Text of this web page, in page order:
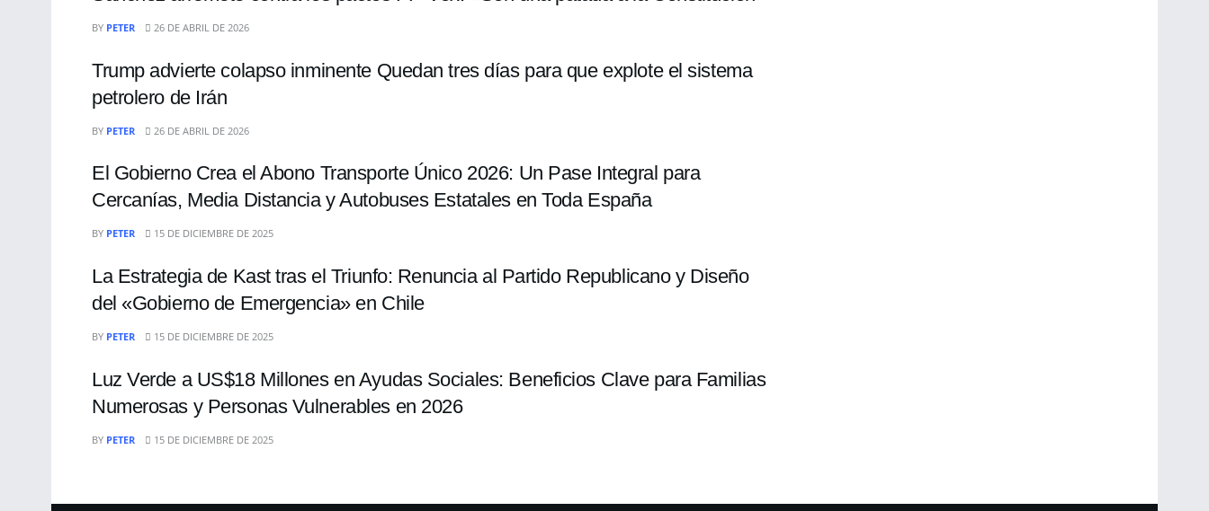
BY PETER 26 DE ABRIL DE 2026
Trump advierte colapso inminente Quedan tres días para que explote el sistema
petrolero de Irán
BY PETER 26 DE ABRIL DE 2026
El Gobierno Crea el Abono Transporte Único 2026: Un Pase Integral para
Cercanías, Media Distancia y Autobuses Estatales en Toda España
BY PETER 15 DE DICIEMBRE DE 2025
La Estrategia de Kast tras el Triunfo: Renuncia al Partido Republicano y Diseño
del «Gobierno de Emergencia» en Chile
BY PETER 15 DE DICIEMBRE DE 2025
Luz Verde a US$18 Millones en Ayudas Sociales: Beneficios Clave para Familias
Numerosas y Personas Vulnerables en 2026
BY PETER 15 DE DICIEMBRE DE 2025